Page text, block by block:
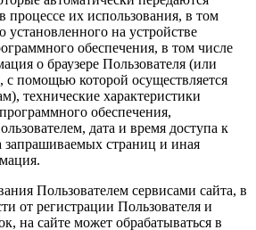
процессе их использования, в том
на устройстве
обеспечения, в том числе
о браузере Пользователя (или
с помощью которой осуществляется
технические характеристики
обеспечения,
дата и время доступа к
запрашиваемых страниц и иная
Пользователем сервисами сайта, в
от регистрации Пользователя и
на сайте может обрабатываться в